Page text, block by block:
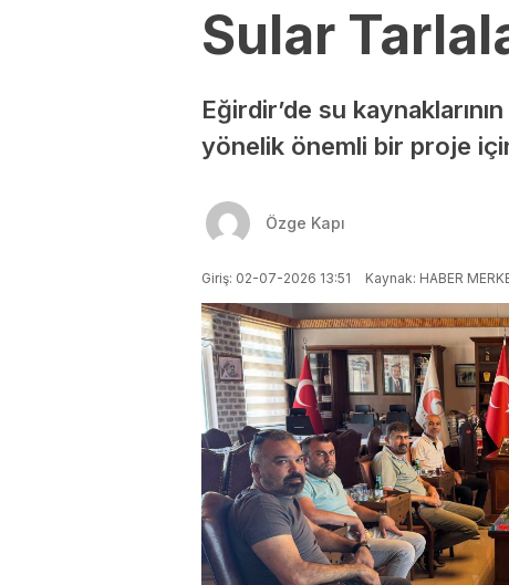
Sular
Eğirdir’de su
yönelik önemli bir proje
Özge Kapı
Giriş: 02-07-2026 13:51 Kaynak: HABER